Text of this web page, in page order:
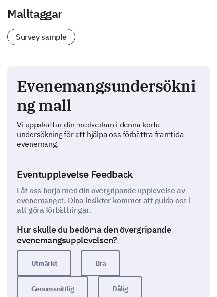
Malltaggar
Survey sample
Evenemangsundersökni
ng mall
Vi uppskattar din medverkan i denna korta
undersökning för att hjälpa oss förbättra framtida
evenemang.
Eventupplevelse Feedback
Låt oss börja med din övergripande upplevelse av
evenemanget. Dina insikter kommer att guida oss i
att göra förbättringar.
Hur skulle du bedöma den övergripande
evenemangsupplevelsen?
Utmärkt Bra
Genomsnittlig Dålig